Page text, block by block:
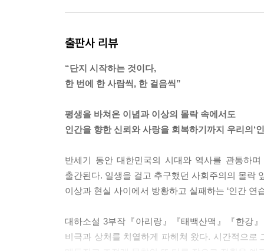
윤혁은 시원함을 한껏 과장하고 있었다.
“누나가요, 서로 좋아하고 친한 사람끼리는 영혼
“뭐라고? 영혼이 통해? 너, 그 어려운 말을 어찌 아
“할아버지, 그 정도 말은 하나도 어려운 말이 아니
“허, 동화책에? 그럼, 영혼이 뭔고?”
기준이는 초롱초롱한 눈을 반짝이며 검지로 거침
“허어, 그놈 참 야무지기는. 그럼, 영혼이 통한다는
“이번에 할아버지가 아프시니까 누나도 저도 할
윤혁은 용솟음하는 기쁨과 함께 기준이를 얼싸안
--- 「2. 두 송이 꽃」 중에서
출판사 리뷰
“단지 시작하는 것이다,
한 번에 한 사람씩, 한 걸음씩”
평생을 바쳐온 이념과 이상의 몰락 속에서도
인간을 향한 신뢰와 사랑을 회복하기까지 우리의‘
반세기 동안 대한민국의 시대와 역사를 관통하
출간된다. 일생을 걸고 추구했던 사회주의의 몰락
이상과 현실 사이에서 방황하고 실패하는 ‘인간 연
대하소설 3부작『아리랑』『태백산맥』『한강
비극과 상처를 치열하게 파헤쳐 왔다. 시간적으